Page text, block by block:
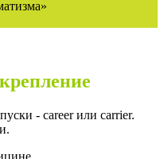
- career или carrier.